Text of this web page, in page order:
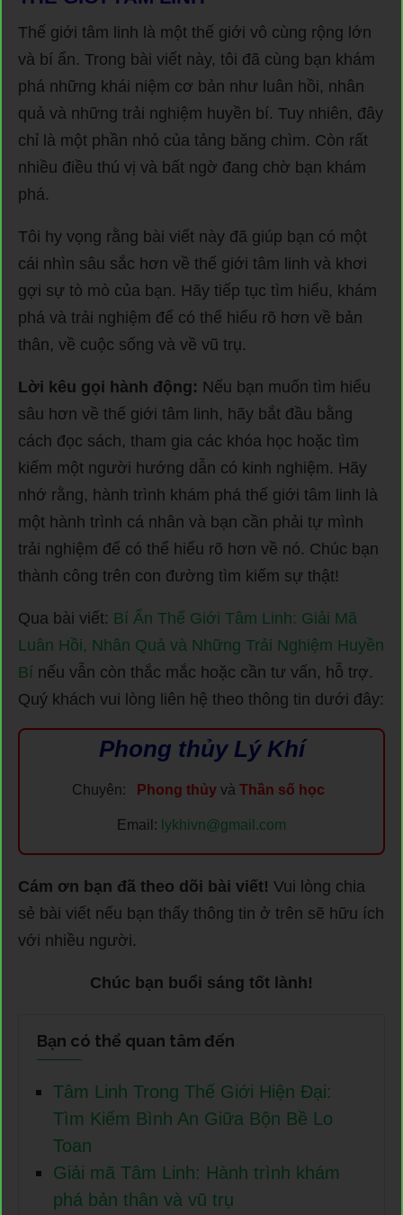
Thế giới tâm linh là một thế giới vô cùng rộng lớn
và bí ẩn. Trong bài viết này, tôi đã cùng bạn khám
phá những khái niệm cơ bản như luân hồi, nhân
quả và những trải nghiệm huyền bí. Tuy nhiên, đây
chỉ là một phần nhỏ của tảng băng chìm. Còn rất
nhiều điều thú vị và bất ngờ đang chờ bạn khám
phá.
Tôi hy vọng rằng bài viết này đã giúp bạn có một
cái nhìn sâu sắc hơn về thế giới tâm linh và khơi
gợi sự tò mò của bạn. Hãy tiếp tục tìm hiểu, khám
phá và trải nghiệm để có thể hiểu rõ hơn về bản
thân, về cuộc sống và về vũ trụ.
Lời kêu gọi hành động: Nếu bạn muốn tìm hiểu
sâu hơn về thế giới tâm linh, hãy bắt đầu bằng
cách đọc sách, tham gia các khóa học hoặc tìm
kiếm một người hướng dẫn có kinh nghiệm. Hãy
nhớ rằng, hành trình khám phá thế giới tâm linh là
một hành trình cá nhân và bạn cần phải tự mình
trải nghiệm để có thể hiểu rõ hơn về nó. Chúc bạn
thành công trên con đường tìm kiếm sự thật!
Qua bài viết: Bí Ẩn Thế Giới Tâm Linh: Giải Mã
Luân Hồi, Nhân Quả và Những Trải Nghiệm Huyền
Bí nếu vẫn còn thắc mắc hoặc cần tư vấn, hỗ trợ.
Quý khách vui lòng liên hệ theo thông tin dưới đây:
Phong thủy Lý Khí
Chuyên: Phong thủyvà Thần số học
Email: lykhivn@gmail.com
Cám ơn bạn đã theo dõi bài viết! Vui lòng chia
sẻ bài viết nếu bạn thấy thông tin ở trên sẽ hữu ích
với nhiều người.
Chúc bạn buổi sáng tốt lành!
Bạn có thể quan tâm đến
Tâm Linh Trong Thế Giới Hiện Đại:
Tìm Kiếm Bình An Giữa Bộn Bề Lo
Toan
Giải mã Tâm Linh: Hành trình khám
phá bản thân và vũ trụ